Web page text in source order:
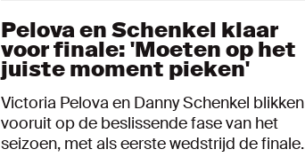
Pelova en Schenkel klaar
voor finale: 'Moeten op het
juiste moment pieken'
Victoria Pelova en Danny Schenkel blikken
vooruit op de beslissende fase van het
seizoen, met als eerste wedstrijd de finale